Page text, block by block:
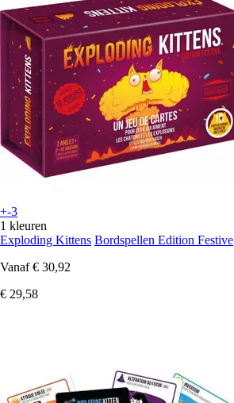
+-3
1 kleuren
Exploding Kittens Bordspellen Edition Festive
Vanaf € 30,92
€ 29,58